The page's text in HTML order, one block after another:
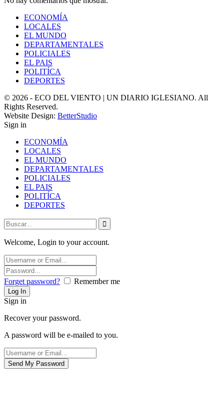
ECONOMÍA
LOCALES
EL MUNDO
DEPARTAMENTALES
POLICIALES
EL PAIS
POLITÍCA
DEPORTES
© 2026 - ECO DEL VIENTO | UN DIARIO IGLESIANO. All
Rights Reserved.
Website Design: BetterStudio
Sign in
ECONOMÍA
LOCALES
EL MUNDO
DEPARTAMENTALES
POLICIALES
EL PAIS
POLITÍCA
DEPORTES
Welcome, Login to your account.
Forget password? Remember me
Sign in
Recover your password.
A password will be e-mailed to you.